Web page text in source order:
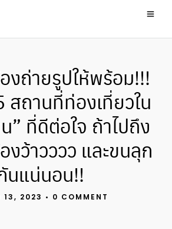
งถ่ายรูปให้พร้อม!!!
สถานที่ท่องเที่ยวใน
” ที่ดีต่อใจ ถ้าไปถึง
งว้าวววว และขนลุก
นแน่นอน!!
13, 2023 • 0 COMMENT